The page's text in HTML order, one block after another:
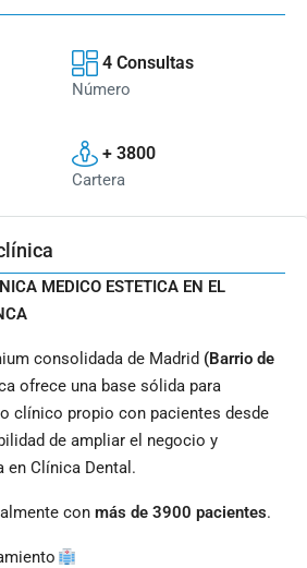
4 Consultas
Número
+ 3800
Cartera
MEDICO ESTETICA EN EL
consolidada de Madrid (Barrio de
ofrece una base sólida para
clínico propio con pacientes desde
de ampliar el negocio y
en Clínica Dental.
con más de 3900 pacientes.